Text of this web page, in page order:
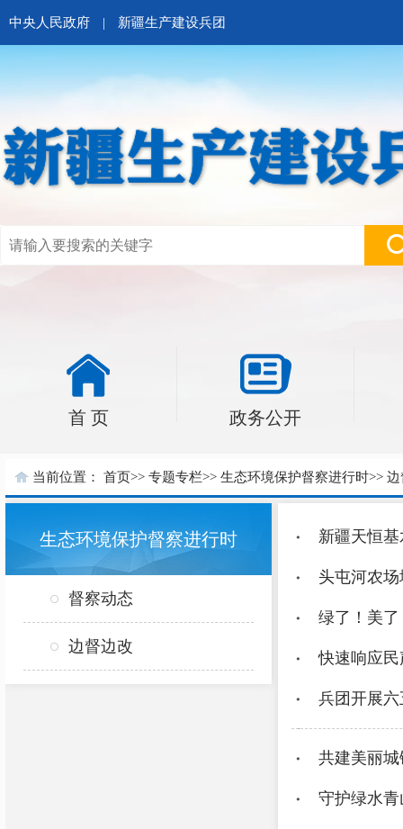
中央人民政府 | 新疆生产建设兵团
首 页 政务公开
当前位置： 首页>> 专题专栏>> 生态环境保护督察进行时>> 边
生态环境保护督察进行时
督察动态
边督边改
新疆天恒
头屯河农
绿了！美
快速响应
兵团开展六
共建美丽
守护绿水